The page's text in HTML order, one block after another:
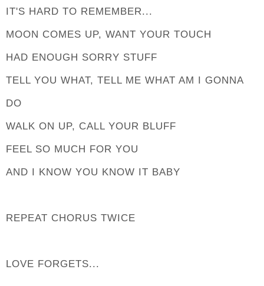
IT'S HARD TO REMEMBER...
MOON COMES UP, WANT YOUR TOUCH
HAD ENOUGH SORRY STUFF
TELL YOU WHAT, TELL ME WHAT AM I GONNA
DO
WALK ON UP, CALL YOUR BLUFF
FEEL SO MUCH FOR YOU
AND I KNOW YOU KNOW IT BABY
REPEAT CHORUS TWICE
LOVE FORGETS...